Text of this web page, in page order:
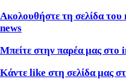
Ακολουθήστε τη σελίδα
news
Μπείτε στην παρέα μας στο
Κάντε like στη σελίδα μας